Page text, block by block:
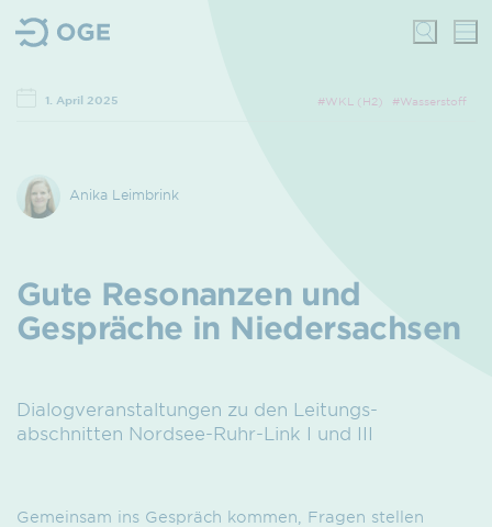
1. April 2025 #WKL (H2) #Wasserstoff
Anika Leimbrink
Gute Reso­nan­zen und
Gesprä­che in Nieder­sach­sen
Dialogveran­staltungen zu den Leitungs­
abschnitten Nordsee-Ruhr-Link I und III
Gemeinsam ins Gespräch kommen, Fragen stellen